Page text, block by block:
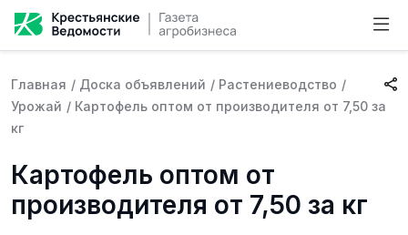
Главная / Доска объявлений / Растениеводство /
Урожай / Картофель оптом от производителя от 7,50 за
кг
Картофель оптом от
производителя от 7,50 за кг